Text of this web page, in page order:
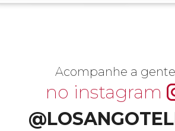
Acompanhe a
no